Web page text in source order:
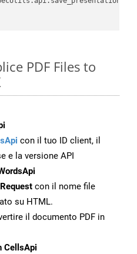
PDF Files to
con il tuo ID client, il
e la versione API
con il nome file
su HTML.
il documento PDF in
CellsApi